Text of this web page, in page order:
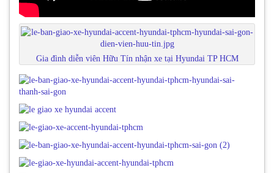
Gia đình diễn viên Hữu Tín nhận xe tại Hyundai TP HCM